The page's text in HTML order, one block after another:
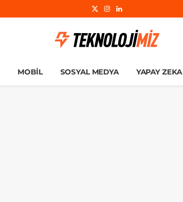
X
Instagram
LinkedIn
MOBIL SOSYAL MEDYA YAPAY ZEKA